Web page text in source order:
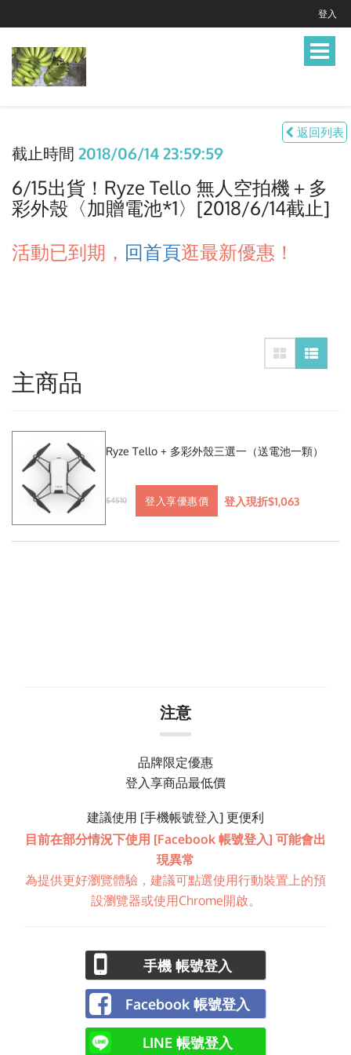
登入
Toggle
返回列表
截止時間 2018/06/14 23:59:59
6/15出貨！Ryze Tello 無人空拍機＋多
彩外殼〈加贈電池*1〉[2018/6/14截止]
活動已到期， 回首頁逛最新優惠！
主商品
Ryze Tello + 多彩外殼三選一（送電池一顆）
$4510 登入享優惠價 登入現折$1,063
注意
品牌限定優惠
登入享商品最低價
建議使用 [手機帳號登入] 更便利
目前在部分情況下使用 [Facebook 帳號登入] 可能會出
現異常
為提供更好瀏覽體驗，建議可點選使用行動裝置上的預
設瀏覽器或使用Chrome開啟。
手機 帳號登入
Facebook 帳號登入
LINE 帳號登入